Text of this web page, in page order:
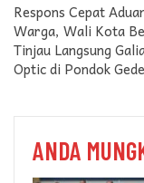
Respons Cepat
Warga, Wali Kota
Tinjau Langsung
Optic di Pondok Gede
ANDA